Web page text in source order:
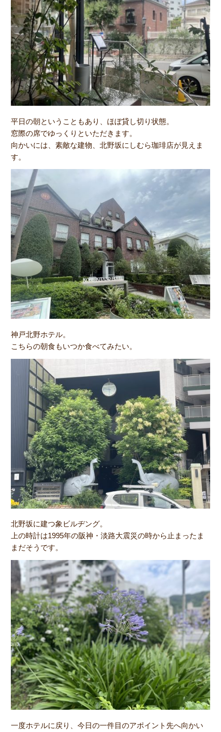
平日の朝ということもあり、ほぼ貸し切り状態。
窓際の席でゆっくりといただきます。
向かいには、素敵な建物、北野坂にしむら珈琲店が見えま
す。
神戸北野ホテル。
こちらの朝食もいつか食べてみたい。
北野坂に建つ象ビルヂング。
上の時計は1995年の阪神・淡路大震災の時から止まったま
まだそうです。
一度ホテルに戻り、今日の一件目のアポイント先へ向かい